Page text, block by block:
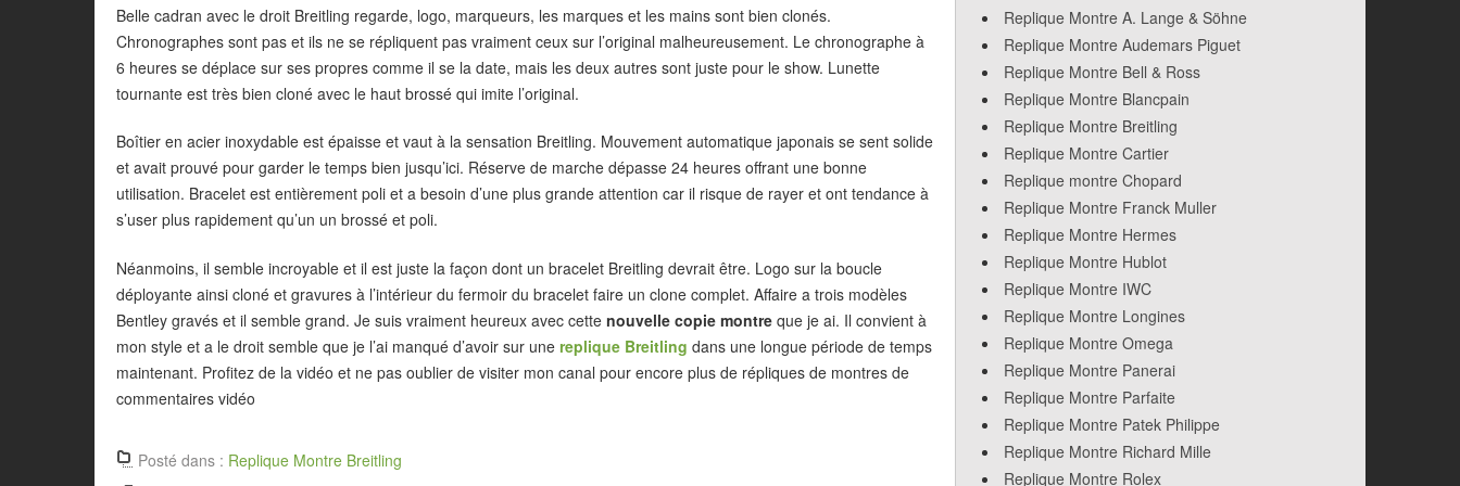
Belle cadran avec le droit Breitling regarde, logo, marqueurs, les marques et les mains sont bien clonés.
Chronographes sont pas et ils ne se répliquent pas vraiment ceux sur l’original malheureusement. Le chronographe à
6 heures se déplace sur ses propres comme il se la date, mais les deux autres sont juste pour le show. Lunette
tournante est très bien cloné avec le haut brossé qui imite l’original.
Boîtier en acier inoxydable est épaisse et vaut à la sensation Breitling. Mouvement automatique japonais se sent solide
et avait prouvé pour garder le temps bien jusqu’ici. Réserve de marche dépasse 24 heures offrant une bonne
utilisation. Bracelet est entièrement poli et a besoin d’une plus grande attention car il risque de rayer et ont tendance à
s’user plus rapidement qu’un un brossé et poli.
Néanmoins, il semble incroyable et il est juste la façon dont un bracelet Breitling devrait être. Logo sur la boucle
déployante ainsi cloné et gravures à l’intérieur du fermoir du bracelet faire un clone complet. Affaire a trois modèles
Bentley gravés et il semble grand. Je suis vraiment heureux avec cette nouvelle copie montre que je ai. Il convient à
mon style et a le droit semble que je l’ai manqué d’avoir sur une replique Breitling dans une longue période de temps
maintenant. Profitez de la vidéo et ne pas oublier de visiter mon canal pour encore plus de répliques de montres de
commentaires vidéo
Posté dans : Replique Montre Breitling
Replique Montre A. Lange & Söhne
Replique Montre Audemars Piguet
Replique Montre Bell & Ross
Replique Montre Blancpain
Replique Montre Breitling
Replique Montre Cartier
Replique montre Chopard
Replique Montre Franck Muller
Replique Montre Hermes
Replique Montre Hublot
Replique Montre IWC
Replique Montre Longines
Replique Montre Omega
Replique Montre Panerai
Replique Montre Parfaite
Replique Montre Patek Philippe
Replique Montre Richard Mille
Replique Montre Rolex